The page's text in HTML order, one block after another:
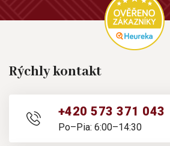
Rýchly kontakt
+420 573 371 043
Po–Pia: 6:00–14:30